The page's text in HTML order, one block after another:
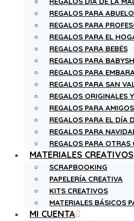
REGALOS PARA
REGALOS PARA
REGALOS PARA EL
REGALOS PARA BEBÉS
REGALOS PARA
REGALOS PARA
REGALOS PARA SAN
REGALOS ORIGINALES
REGALOS PARA
REGALOS PARA EL DÍA
REGALOS PARA
REGALOS PARA OTRAS
MATERIALES CREATIVOS
SCRAPBOOKING
PAPELERÍA CREATIVA
KITS CREATIVOS
MATERIALES BÁSICOS
MI CUENTA